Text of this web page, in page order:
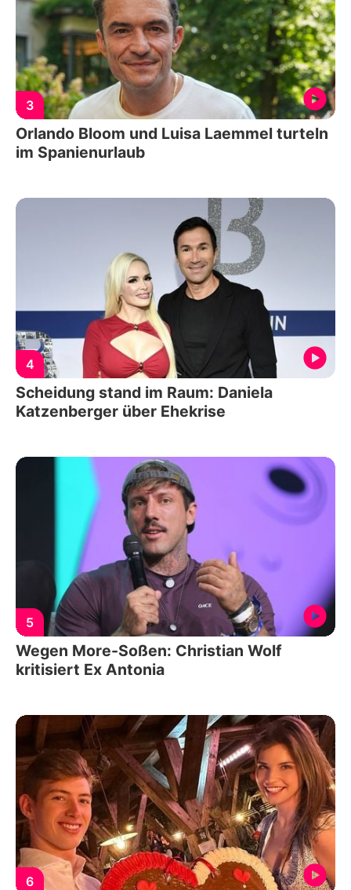
3
Orlando Bloom und Luisa Laemmel turteln
im Spanienurlaub
4
Scheidung stand im Raum: Daniela
Katzenberger über Ehekrise
5
Wegen More-Soßen: Christian Wolf
kritisiert Ex Antonia
6